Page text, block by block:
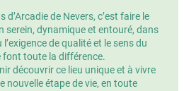
d’Arcadie de Nevers, c’est faire le
serein, dynamique et entouré, dans
de qualité et le sens du
font toute la différence.
découvrir ce lieu unique et à vivre
nouvelle étape de vie, en toute